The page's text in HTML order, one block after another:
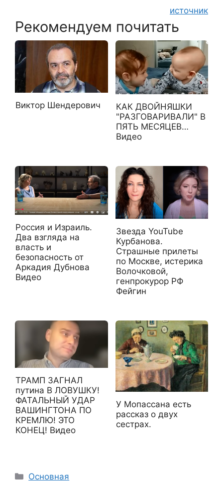
источник
Рекомендуем почитать
Виктор Шендерович
КАК ДВОЙНЯШКИ
"РАЗГОВАРИВАЛИ" В
ПЯТЬ МЕСЯЦЕВ…
Видео
Россия и Израиль.
Два взгляда на
власть и
безопасность от
Аркадия Дубнова
Видео
Звезда YouTube
Курбанова.
Страшные прилеты
по Москве, истерика
Волочковой,
генпрокурор РФ
Фейгин
ТРАМП ЗАГНАЛ
путина В ЛОВУШКУ!
ФАТАЛЬНЫЙ УДАР
ВАШИНГТОНА ПО
КРЕМЛЮ! ЭТО
КОНЕЦ! Видео
У Мопассана есть
рассказ о двух
сестрах.
Рубрики
Основная